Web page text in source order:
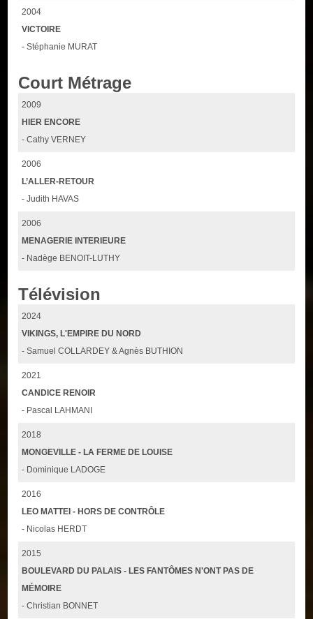
2004
VICTOIRE
- Stéphanie MURAT
Court Métrage
2009
HIER ENCORE
- Cathy VERNEY
2006
L’ALLER-RETOUR
- Judith HAVAS
2006
MENAGERIE INTERIEURE
- Nadège BENOIT-LUTHY
Télévision
2024
VIKINGS, L'EMPIRE DU NORD
- Samuel COLLARDEY & Agnès BUTHION
2021
CANDICE RENOIR
- Pascal LAHMANI
2018
MONGEVILLE - LA FERME DE LOUISE
- Dominique LADOGE
2016
LEO MATTEI - HORS DE CONTRÔLE
- Nicolas HERDT
2015
BOULEVARD DU PALAIS - LES FANTÔMES N'ONT PAS DE
MÉMOIRE
- Christian BONNET